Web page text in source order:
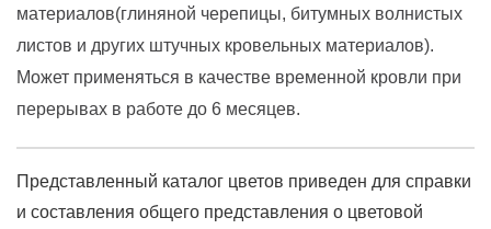
материалов(глиняной черепицы, битумных волнистых
листов и других штучных кровельных материалов).
Может применяться в качестве временной кровли при
перерывах в работе до 6 месяцев.
Представленный каталог цветов приведен для справки
и составления общего представления о цветовой